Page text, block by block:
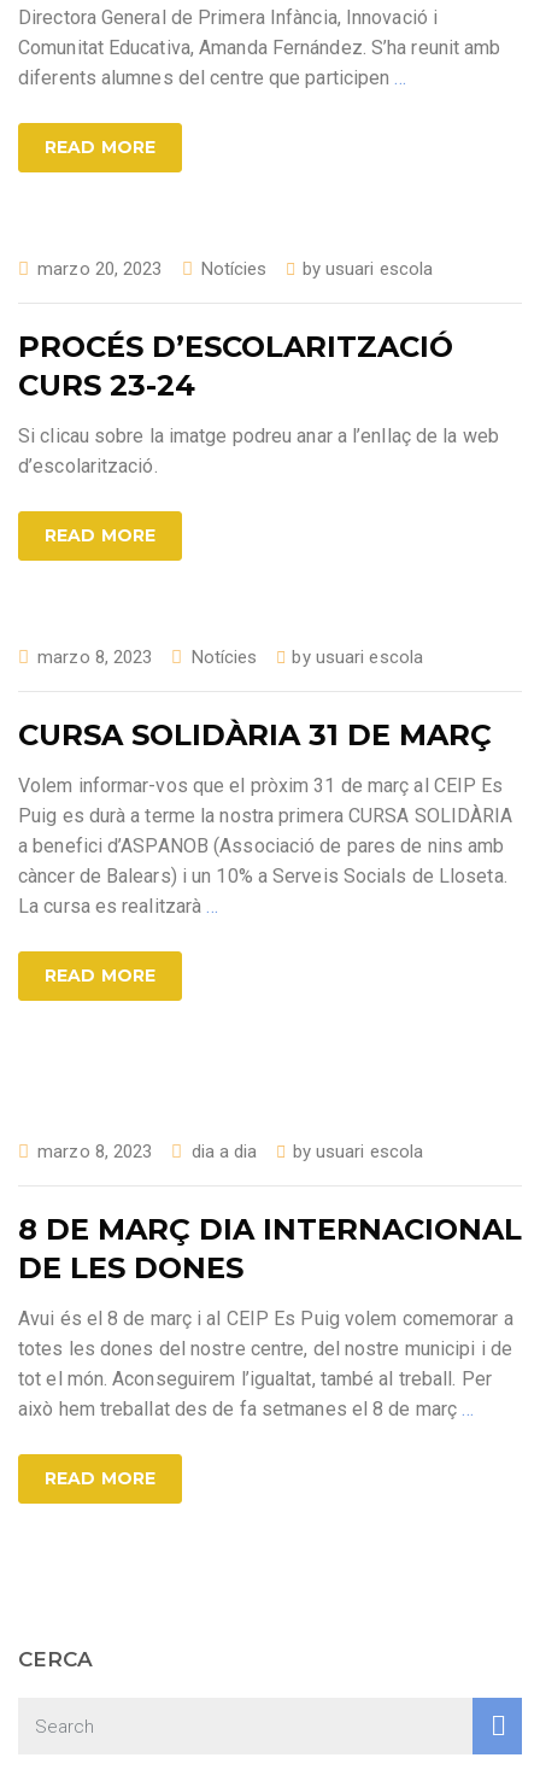
Directora General de Primera Infància, Innovació i
Comunitat Educativa, Amanda Fernández. S’ha reunit amb
diferents alumnes del centre que participen…
READ MORE
marzo 20, 2023 Notícies by usuari escola
PROCÉS D’ESCOLARITZACIÓ
CURS 23-24
Si clicau sobre la imatge podreu anar a l’enllaç de la web
d’escolarització.
READ MORE
marzo 8, 2023 Notícies by usuari escola
CURSA SOLIDÀRIA 31 DE MARÇ
Volem informar-vos que el pròxim 31 de març al CEIP Es
Puig es durà a terme la nostra primera CURSA SOLIDÀRIA
a benefici d’ASPANOB (Associació de pares de nins amb
càncer de Balears) i un 10% a Serveis Socials de Lloseta.
La cursa es realitzarà…
READ MORE
marzo 8, 2023 dia a dia by usuari escola
8 DE MARÇ DIA INTERNACIONAL
DE LES DONES
Avui és el 8 de març i al CEIP Es Puig volem comemorar a
totes les dones del nostre centre, del nostre municipi i de
tot el món. Aconseguirem l’igualtat, també al treball. Per
això hem treballat des de fa setmanes el 8 de març…
READ MORE
CERCA